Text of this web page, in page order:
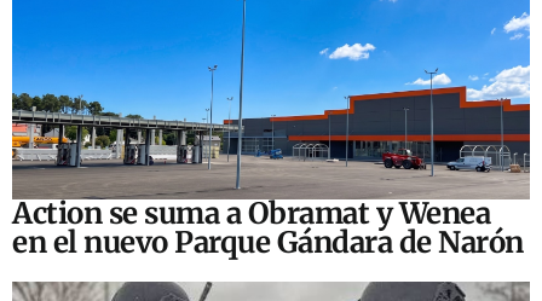
Action se suma a Obramat y Wenea
en el nuevo Parque Gándara de Narón